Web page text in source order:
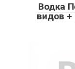
Водка
видов +